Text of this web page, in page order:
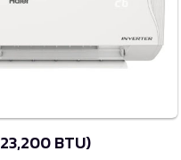
BTU)